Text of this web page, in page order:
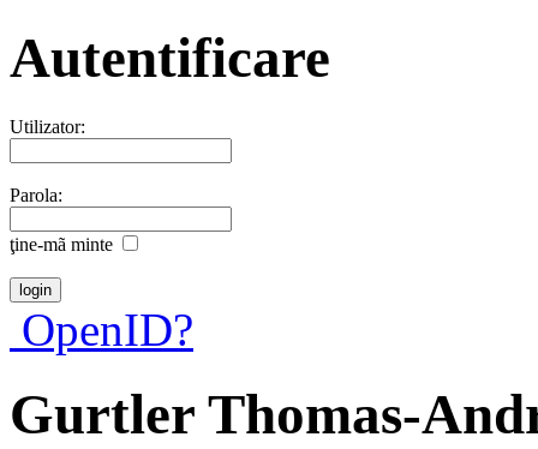
Autentificare
Utilizator:
Parola:
ţine-mã minte
OpenID?
Gurtler Thomas-